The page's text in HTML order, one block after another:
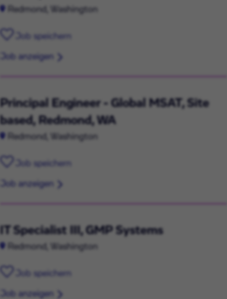
Redmond, Washington
Job speichern
Job anzeigen
Principal Engineer - Global MSAT, Site
based, Redmond, WA
Redmond, Washington
Job speichern
Job anzeigen
IT Specialist III, GMP Systems
Redmond, Washington
Job speichern
Job anzeigen